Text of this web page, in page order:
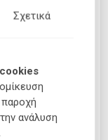
Σχετικά
ανάλυση